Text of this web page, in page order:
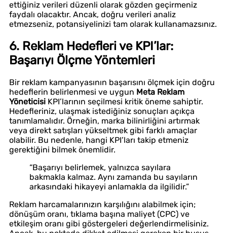
ettiğiniz verileri düzenli olarak gözden geçirmeniz
faydalı olacaktır. Ancak, doğru verileri analiz
etmezseniz, potansiyelinizi tam olarak kullanamazsınız.
6. Reklam Hedefleri ve KPI’lar:
Başarıyı Ölçme Yöntemleri
Bir reklam kampanyasının başarısını ölçmek için doğru
hedeflerin belirlenmesi ve uygun Meta Reklam
Yöneticisi KPI’larının seçilmesi kritik öneme sahiptir.
Hedefleriniz, ulaşmak istediğiniz sonuçları açıkça
tanımlamalıdır. Örneğin, marka bilinirliğini artırmak
veya direkt satışları yükseltmek gibi farklı amaçlar
olabilir. Bu nedenle, hangi KPI’ları takip etmeniz
gerektiğini bilmek önemlidir.
“Başarıyı belirlemek, yalnızca sayılara
bakmakla kalmaz. Aynı zamanda bu sayıların
arkasındaki hikayeyi anlamakla da ilgilidir.”
Reklam harcamalarınızın karşılığını alabilmek için;
dönüşüm oranı, tıklama başına maliyet (CPC) ve
etkileşim oranı gibi göstergeleri değerlendirmelisiniz.